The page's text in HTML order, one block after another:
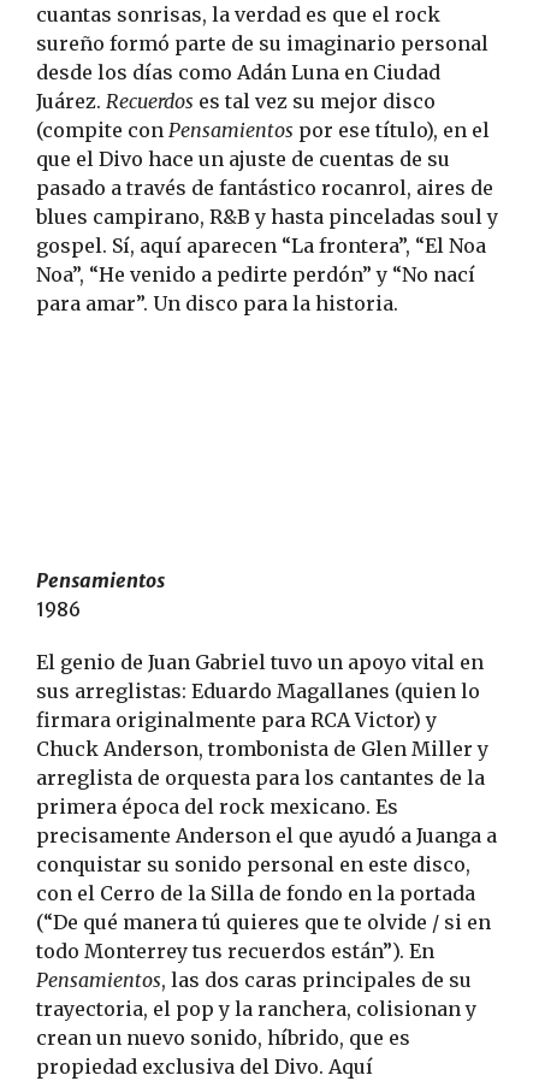
cuantas sonrisas, la verdad es que el rock
sureño formó parte de su imaginario personal
desde los días como Adán Luna en Ciudad
Juárez. Recuerdos es tal vez su mejor disco
(compite con Pensamientos por ese título), en el
que el Divo hace un ajuste de cuentas de su
pasado a través de fantástico rocanrol, aires de
blues campirano, R&B y hasta pinceladas soul y
gospel. Sí, aquí aparecen “La frontera”, “El Noa
Noa”, “He venido a pedirte perdón” y “No nací
para amar”. Un disco para la historia.
Pensamientos
1986
El genio de Juan Gabriel tuvo un apoyo vital en
sus arreglistas: Eduardo Magallanes (quien lo
firmara originalmente para RCA Victor) y
Chuck Anderson, trombonista de Glen Miller y
arreglista de orquesta para los cantantes de la
primera época del rock mexicano. Es
precisamente Anderson el que ayudó a Juanga a
conquistar su sonido personal en este disco,
con el Cerro de la Silla de fondo en la portada
(“De qué manera tú quieres que te olvide / si en
todo Monterrey tus recuerdos están”). En
Pensamientos, las dos caras principales de su
trayectoria, el pop y la ranchera, colisionan y
crean un nuevo sonido, híbrido, que es
propiedad exclusiva del Divo. Aquí